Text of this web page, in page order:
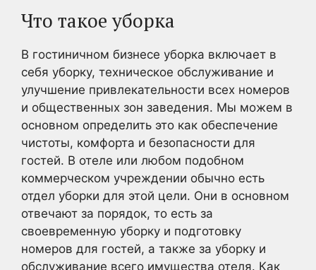
Что такое уборка
В гостиничном бизнесе уборка включает в
себя уборку, техническое обслуживание и
улучшение привлекательности всех номеров
и общественных зон заведения. Мы можем в
основном определить это как обеспечение
чистоты, комфорта и безопасности для
гостей. В отеле или любом подобном
коммерческом учреждении обычно есть
отдел уборки для этой цели. Они в основном
отвечают за порядок, то есть за
своевременную уборку и подготовку
номеров для гостей, а также за уборку и
обслуживание всего имущества отеля. Как